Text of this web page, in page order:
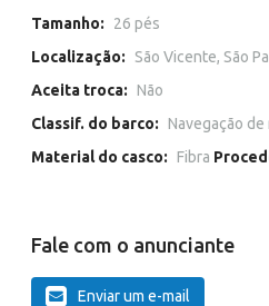
Tamanho:
26 pés
Localização:
São Vicente, São
Aceita troca: Não
Classif. do barco: Navegação
Material do casco: Fibra
Fale com o anunciante
Enviar um e-mail